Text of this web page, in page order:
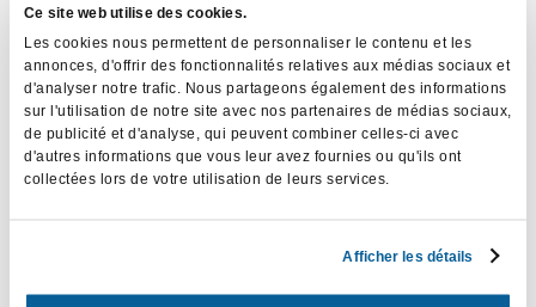
Ce site web utilise des cookies.
Les cookies nous permettent de personnaliser le contenu et les
annonces, d'offrir des fonctionnalités relatives aux médias sociaux et
d'analyser notre trafic. Nous partageons également des informations
sur l'utilisation de notre site avec nos partenaires de médias sociaux,
de publicité et d'analyse, qui peuvent combiner celles-ci avec
d'autres informations que vous leur avez fournies ou qu'ils ont
collectées lors de votre utilisation de leurs services.
Afficher les détails
de service par chacune des parties avec effet immédiat
lorsque l’autre partie ne respecte pas ses obligations
découlant des présentes conditions générales et qu’elle n’y
remédie pas dans un délai de 15 jours à tout manquement
qui lui est notifié par voie recommandée par l’autre partie.
Le client est seul responsable du contenu des publications